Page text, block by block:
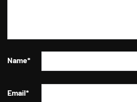
Name*
Email*